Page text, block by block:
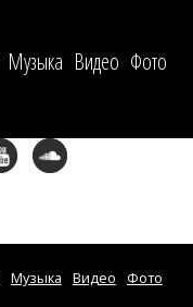
Музыка Видео Фото
Музыка Видео
Фото